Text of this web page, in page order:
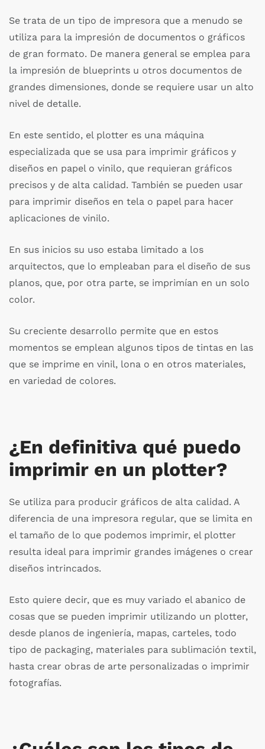
Se trata de un tipo de impresora que a menudo se
utiliza para la impresión de documentos o gráficos
de gran formato. De manera general se emplea para
la impresión de blueprints u otros documentos de
grandes dimensiones, donde se requiere usar un alto
nivel de detalle.
En este sentido, el plotter es una máquina
especializada que se usa para imprimir gráficos y
diseños en papel o vinilo, que requieran gráficos
precisos y de alta calidad. También se pueden usar
para imprimir diseños en tela o papel para hacer
aplicaciones de vinilo.
En sus inicios su uso estaba limitado a los
arquitectos, que lo empleaban para el diseño de sus
planos, que, por otra parte, se imprimían en un solo
color.
Su creciente desarrollo permite que en estos
momentos se emplean algunos tipos de tintas en las
que se imprime en vinil, lona o en otros materiales,
en variedad de colores.
¿En definitiva qué puedo
imprimir en un plotter?
Se utiliza para producir gráficos de alta calidad. A
diferencia de una impresora regular, que se limita en
el tamaño de lo que podemos imprimir, el plotter
resulta ideal para imprimir grandes imágenes o crear
diseños intrincados.
Esto quiere decir, que es muy variado el abanico de
cosas que se pueden imprimir utilizando un plotter,
desde planos de ingeniería, mapas, carteles, todo
tipo de packaging, materiales para sublimación textil,
hasta crear obras de arte personalizadas o imprimir
fotografías.